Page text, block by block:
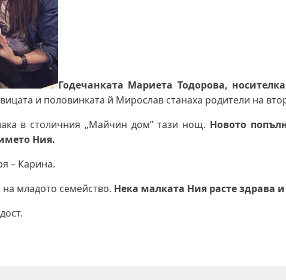
Годечанката Мариета Тодорова,
и половинката й Мирослав станаха родители на
в столичния „Майчин дом” тази нощ. Новото
Ния.
– Карина.
на младото семейство. Нека малката Ния расте здрава